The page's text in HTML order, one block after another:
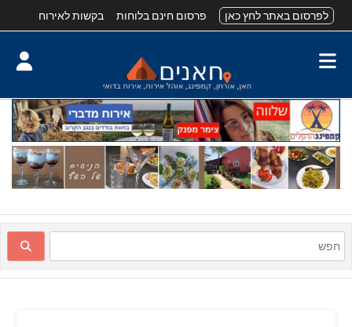
לפרסום באתר לחץ כאן פרסום חינם בלוחות בקשות לאירוח